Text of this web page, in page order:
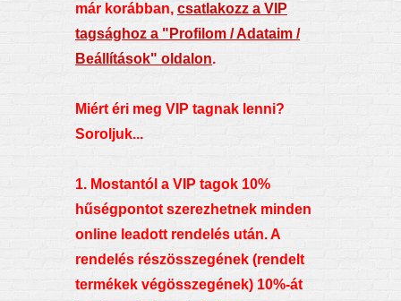
már korábban, csatlakozz a VIP
tagsághoz a "Profilom / Adataim /
Beállítások" oldalon.
Miért éri meg VIP tagnak lenni?
Soroljuk...
1. Mostantól a VIP tagok 10%
hűségpontot szerezhetnek minden
online leadott rendelés után. A
rendelés részösszegének (rendelt
termékek végösszegének) 10%-át